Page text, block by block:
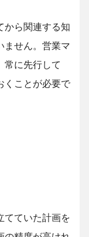
から関連する知
ません。営業マ
常に先行して
くことが必要で
てていた計画を